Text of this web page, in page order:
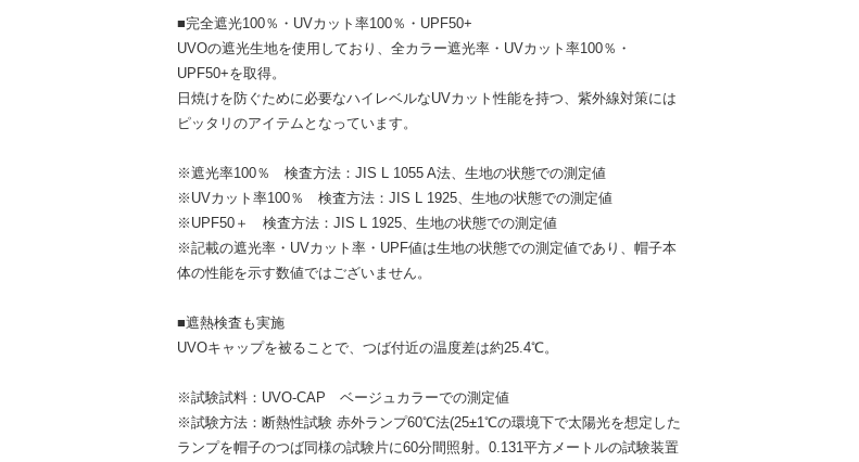
■完全遮光100％・UVカット率100％・UPF50+
UVOの遮光生地を使用しており、全カラー遮光率・UVカット率100％・
UPF50+を取得。
日焼けを防ぐために必要なハイレベルなUVカット性能を持つ、紫外線対策には
ピッタリのアイテムとなっています。
※遮光率100％ 検査方法：JIS L 1055 A法、生地の状態での測定値
※UVカット率100％ 検査方法：JIS L 1925、生地の状態での測定値
※UPF50＋ 検査方法：JIS L 1925、生地の状態での測定値
※記載の遮光率・UVカット率・UPF値は生地の状態での測定値であり、帽子本
体の性能を示す数値ではございません。
■遮熱検査も実施
UVOキャップを被ることで、つば付近の温度差は約25.4℃。
※試験試料：UVO-CAP ベージュカラーでの測定値
※試験方法：断熱性試験 赤外ランプ60℃法(25±1℃の環境下で太陽光を想定した
ランプを帽子のつば同様の試験片に60分間照射。0.131平方メートルの試験装置